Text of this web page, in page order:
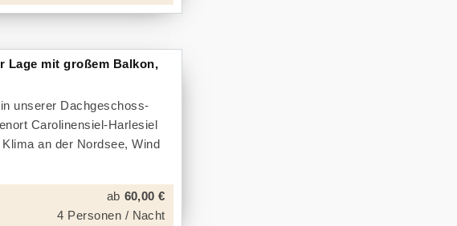
Lage mit großem Balkon,
unserer Dachgeschoss-
Carolinensiel-Harlesiel
an der Nordsee, Wind
ab 60,00 €
4 Personen / Nacht